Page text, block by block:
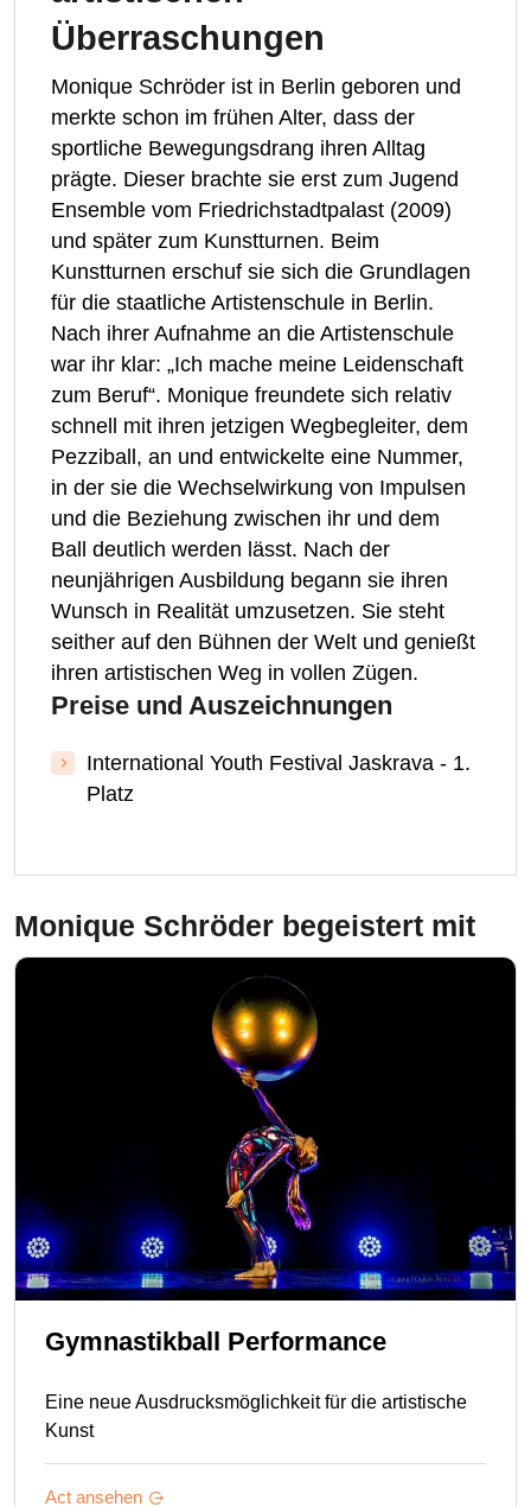
Überraschungen
Monique Schröder ist in Berlin geboren und
merkte schon im frühen Alter, dass der
sportliche Bewegungsdrang ihren Alltag
prägte. Dieser brachte sie erst zum Jugend
Ensemble vom Friedrichstadtpalast (2009)
und später zum Kunstturnen. Beim
Kunstturnen erschuf sie sich die Grundlagen
für die staatliche Artistenschule in Berlin.
Nach ihrer Aufnahme an die Artistenschule
war ihr klar: „Ich mache meine Leidenschaft
zum Beruf“. Monique freundete sich relativ
schnell mit ihren jetzigen Wegbegleiter, dem
Pezziball, an und entwickelte eine Nummer,
in der sie die Wechselwirkung von Impulsen
und die Beziehung zwischen ihr und dem
Ball deutlich werden lässt. Nach der
neunjährigen Ausbildung begann sie ihren
Wunsch in Realität umzusetzen. Sie steht
seither auf den Bühnen der Welt und genießt
ihren artistischen Weg in vollen Zügen.
Preise und Auszeichnungen
International Youth Festival Jaskrava - 1.
Platz
Monique Schröder begeistert mit
Gymnastikball Performance
Eine neue Ausdrucksmöglichkeit für die artistische
Kunst
Act ansehen